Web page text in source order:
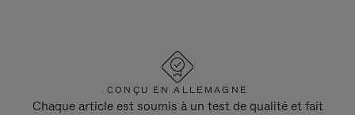
CONÇU EN ALLEMAGNE
Chaque article est soumis à un test de qualité et fait